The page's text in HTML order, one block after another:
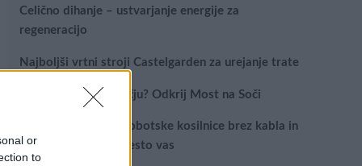
or
to
Celično dihanje – ustvarjanje energije za
regeneracijo
Najboljši vrtni stroji Castelgarden za urejanje trate
Kam na izlet v Posočju? Odkrij Most na Soči
Revolucija na vrtu: robotske kosilnice brez kabla in
stroji, ki delajo namesto vas